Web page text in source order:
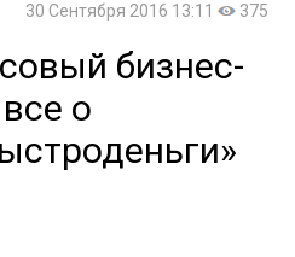
375
30 Сентября 2016 13:11
бизнес-
о